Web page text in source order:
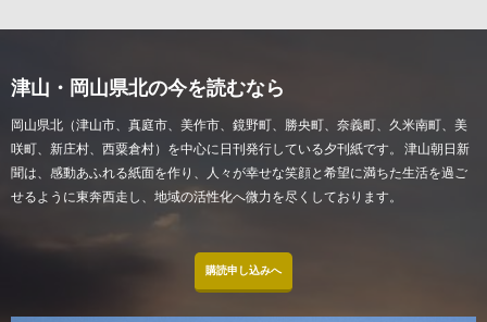
津山・岡山県北の今を読むなら
岡山県北（津山市、真庭市、美作市、鏡野町、勝央町、奈義町、久米南町、美
咲町、新庄村、西粟倉村）を中心に日刊発行している夕刊紙です。 津山朝日新
聞は、感動あふれる紙面を作り、人々が幸せな笑顔と希望に満ちた生活を過ご
せるように東奔西走し、地域の活性化へ微力を尽くしております。
購読申し込みへ